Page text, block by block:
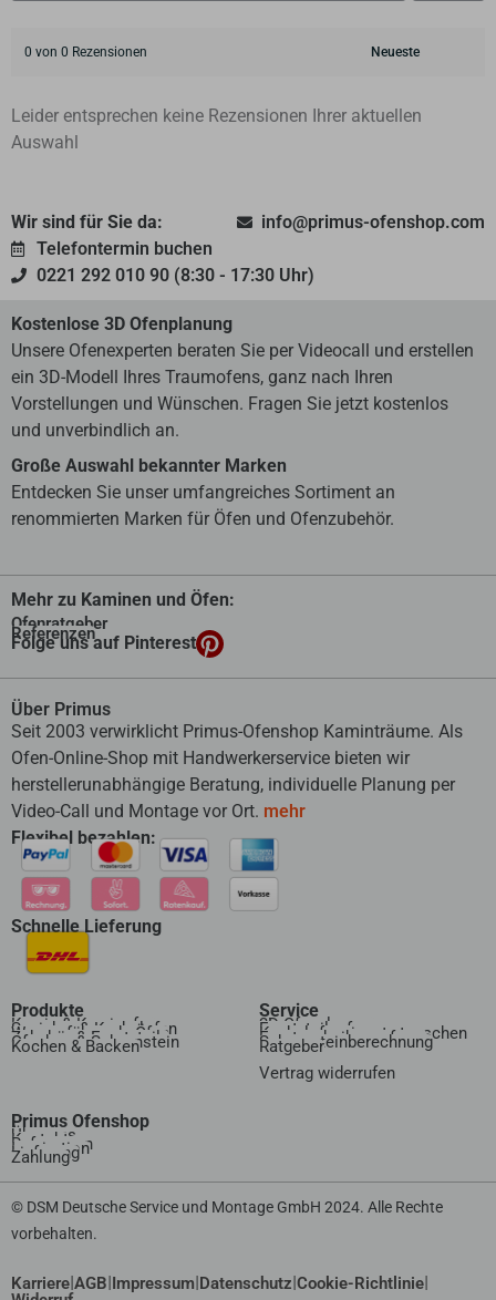
0 von 0 Rezensionen
Leider entsprechen keine Rezensionen Ihrer aktuellen
Auswahl
Wir sind für Sie da:
info@primus-ofenshop.com
Telefontermin buchen
0221 292 010 90 (8:30 - 17:30 Uhr)
Kostenlose 3D Ofenplanung
Unsere Ofenexperten beraten Sie per Videocall und erstellen
ein 3D-Modell Ihres Traumofens, ganz nach Ihren
Vorstellungen und Wünschen. Fragen Sie jetzt kostenlos
und unverbindlich an.
Große Auswahl bekannter Marken
Entdecken Sie unser umfangreiches Sortiment an
renommierten Marken für Öfen und Ofenzubehör.
Mehr zu Kaminen und Öfen:
Ofenratgeber
Referenzen
Folge uns auf Pinterest
Über Primus
Seit 2003 verwirklicht Primus-Ofenshop Kaminträume. Als
Ofen-Online-Shop mit Handwerkerservice bieten wir
herstellerunabhängige Beratung, individuelle Planung per
Video-Call und Montage vor Ort. mehr
Flexibel bezahlen:
Schnelle Lieferung
Produkte
Kamin & Kaminofen
Speicher & Kachelofen
Wasserführende Öfen
Zubehör & Ersatzteile
Ofenbau & Schornstein
Kochen & Backen
Service
3D Ofenplanung
Ersatzteilanfrage
Kachelofeneinsatz tauschen
Ersatzscheibenanfrage
Schornsteinberechnung
Ratgeber
Vertrag widerrufen​
Primus Ofenshop
Über uns
Kontakt
Referenzen
Inspiration
Lieferung
Zahlung
© DSM Deutsche Service und Montage GmbH 2024. Alle Rechte
vorbehalten.
Karriere|AGB|Impressum|Datenschutz|Cookie-Richtlinie|